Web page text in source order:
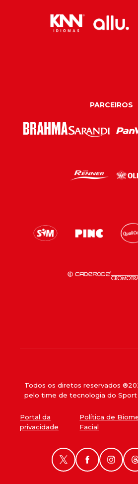
PARCEIROS
Todos os diretos reservados ®
pelo time de tecnologia do Sport
Portal da
privacidade
Política de
Facial